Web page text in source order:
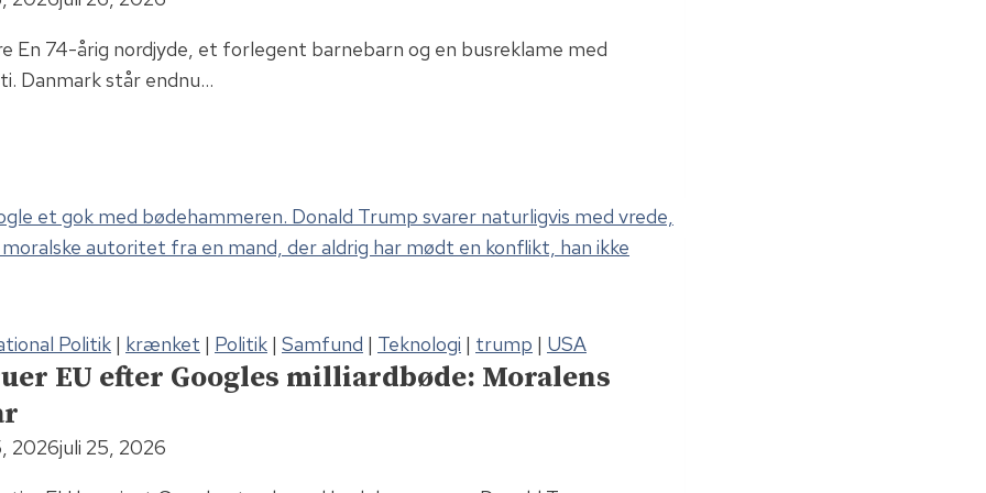
En 74-årig nordjyde, et forlegent barnebarn og en busreklame med
Danmark står endnu…
Politik | krænket | Politik | Samfund | Teknologi | trump | USA
EU efter Googles milliardbøde: Moralens
2026juli 25, 2026